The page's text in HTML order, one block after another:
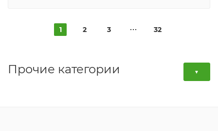
1 2 3 32
Прочие категории ▼